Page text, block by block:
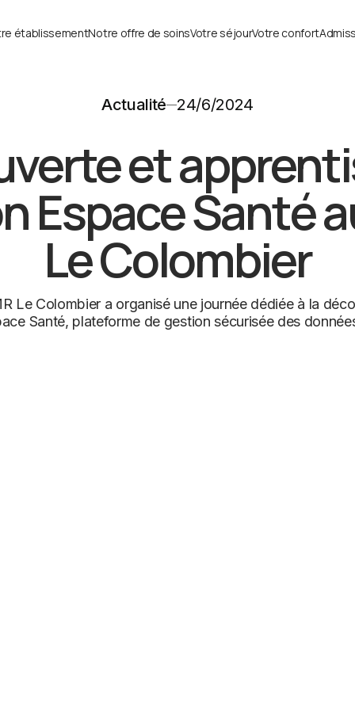
établissementNotre offre de soinsVotre séjourVotre confort
Actualité 24/6/2024
et
Espace Santé
Le Colombier
Le Colombier a organisé une journée dédiée à la
Santé, plateforme de gestion sécurisée des